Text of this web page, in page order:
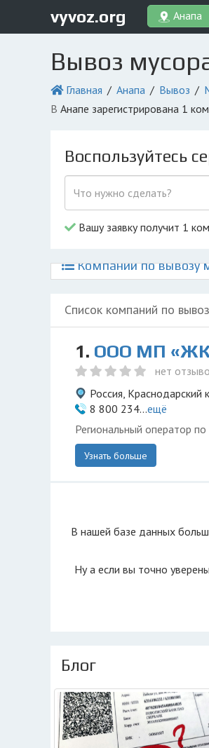
vyvoz.org Анапа
Вывоз
Главная Анапа Вывоз
в Анапе зарегистрирована 1
Воспользуйтесь
Вашу заявку получит 1
Компании по вывозу
Список компаний по
1. ООО МП
нет
Россия, Краснодарский
8 800 234...ещё
Региональный оператор
Узнать больше
В нашей базе данных
Ну а если вы точно
Блог